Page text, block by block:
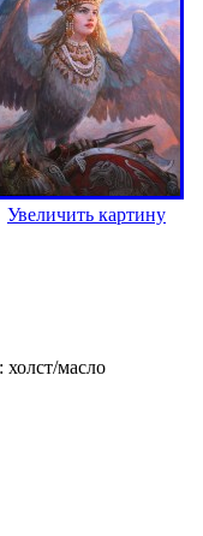
Увеличить картину
холст/масло